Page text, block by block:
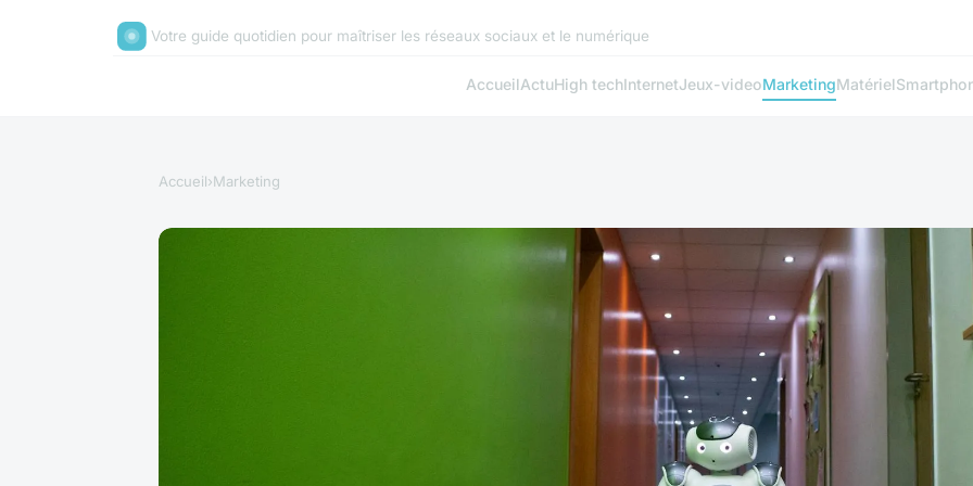
Votre guide quotidien pour maîtriser les réseaux sociaux et le numérique
AccueilActuHigh techInternetJeux-videoMarketingMatériel
Accueil›Marketing